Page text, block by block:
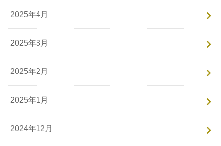
2025年4月
2025年3月
2025年2月
2025年1月
2024年12月